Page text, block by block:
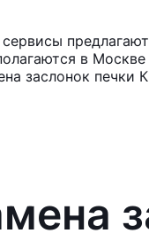
в
заслонок печки